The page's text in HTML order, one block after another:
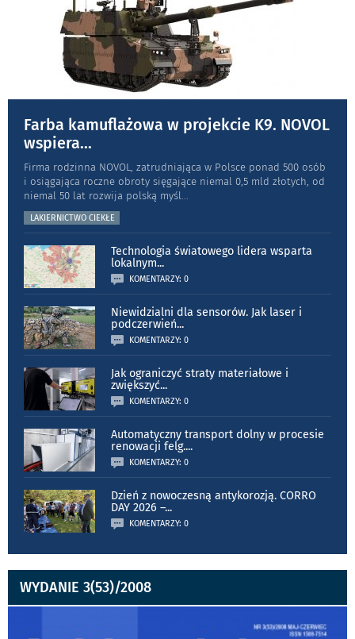
Farba kamuflażowa w projekcie K9. NOVOL
wspiera...
Firma rodzinna NOVOL, zatrudniająca w Polsce ponad 500 osób
i osiągająca roczne obroty sięgające niemal 0,5 mld złotych, od
niemal 50 lat rozwija polską myśl
LAKIERNICTWO CIEKŁE
Technologia światowego lidera wsparta
lokalnym...
KOMENTARZY: 0
Niewidzialni dla sensorów. Jak laser i
podczerwień...
KOMENTARZY: 0
Jak ograniczyć straty materiałowe i
zwiększyć...
KOMENTARZY: 0
Automatyczny transport dolny w procesie
renowacji felg....
KOMENTARZY: 0
Dzień z nowoczesną antykorozją. CORRO
DAY 2026 –...
KOMENTARZY: 0
WYDANIE 3(53)/2008